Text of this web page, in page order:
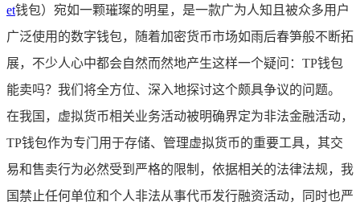
et钱包）宛如一颗璀璨的明星，是一款广为人知且被众多用户
广泛使用的数字钱包，随着加密货币市场如雨后春笋般不断拓
展，不少人心中都会自然而然地产生这样一个疑问：TP钱包
能卖吗？我们将全方位、深入地探讨这个颇具争议的问题。
在我国，虚拟货币相关业务活动被明确界定为非法金融活动，
TP钱包作为专门用于存储、管理虚拟货币的重要工具，其交
易和售卖行为必然受到严格的限制，依据相关的法律法规，我
国禁止任何单位和个人非法从事代币发行融资活动，同时也严